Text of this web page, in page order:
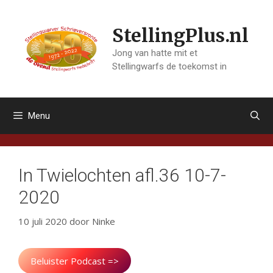
inhoud
StellingPlus.nl
Jong van hatte mit et
Stellingwarfs de toekomst in
Menu
In Twielochten afl.36 10-7-
2020
10 juli 2020 door Ninke
Beluister Podcast =>